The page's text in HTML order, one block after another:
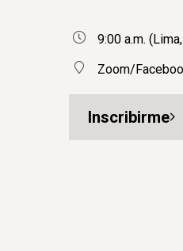
9:00 a.m.
Zoom/
Inscribirme